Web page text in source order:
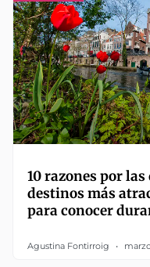
10 razones por
destinos más
para conocer
Agustina Fontirroig